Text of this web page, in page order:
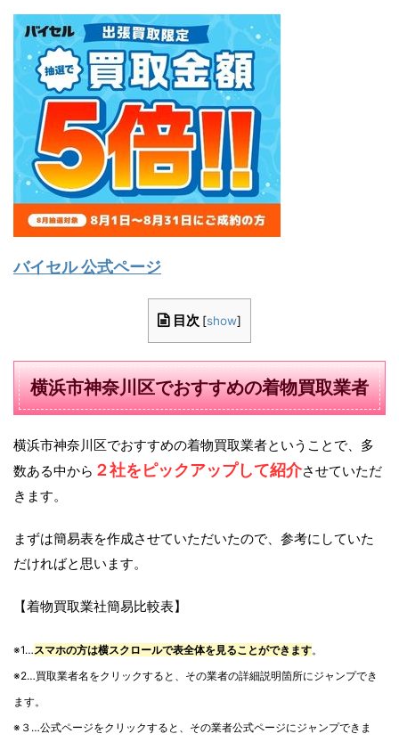
バイセル 公式ページ
目次 [show]
横浜市神奈川区でおすすめの着物買取業者
横浜市神奈川区でおすすめの着物買取業者ということで、多
数ある中から ２社をピックアップして紹介させていただ
きます。
まずは簡易表を作成させていただいたので、参考にしていた
だければと思います。
【着物買取業社簡易比較表】
※1… スマホの方は横スクロールで表全体を見ることができます。
※2…買取業者名をクリックすると、その業者の詳細説明箇所にジャンプでき
ます。
※３…公式ページをクリックすると、その業者公式ページにジャンプできま